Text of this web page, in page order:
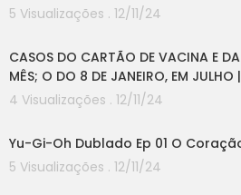
5 Visualizações . 12/11/24
CASOS DO CARTÃO DE VACINA E
MÊS; O DO 8 DE JANEIRO, EM
4 Visualizações . 12/11/24
Yu-Gi-Oh Dublado Ep 01 O
5 Visualizações . 12/11/24